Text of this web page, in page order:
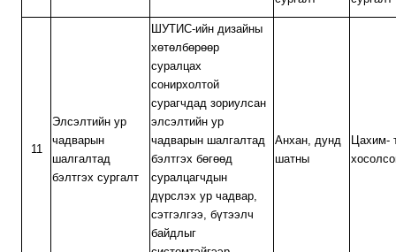
11
Элсэлтийн ур
чадварын
шалгалтад
бэлтгэх сургалт
ШУТИС-ийн дизайны
хөтөлбөрөөр
суралцах
сонирхолтой
сурагчдад зориулсан
элсэлтийн ур
чадварын шалгалтад
бэлтгэх бөгөөд
суралцагчдын
дүрслэх ур чадвар,
сэтгэлгээ, бүтээлч
байдлыг
Анхан, дунд
шатны
Цахим-